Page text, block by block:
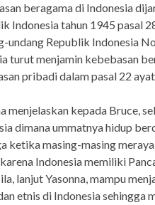
beragama di Indonesia
Indonesia tahun 1945 pasal
undang Republik Indonesia
turut menjamin kebebasan
pribadi dalam pasal 22
menjelaskan kepada Bruce,
dimana ummatnya hidup
ketika masing-masing
Indonesia memiliki
lanjut Yasonna, mampu
etnis di Indonesia sehingga